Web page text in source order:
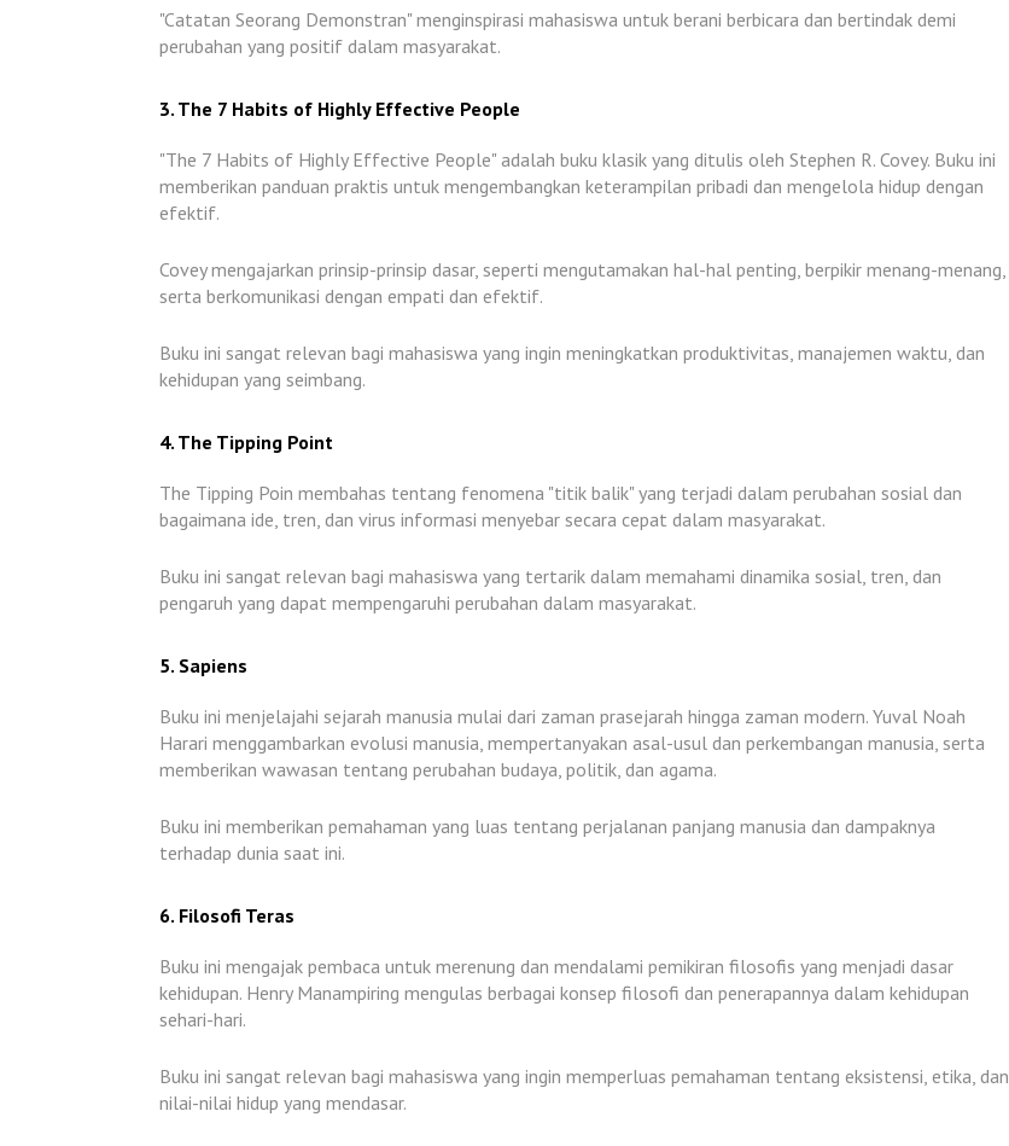
"Catatan Seorang Demonstran" menginspirasi mahasiswa untuk berani berbicara dan bertindak demi
perubahan yang positif dalam masyarakat.
3. The 7 Habits of Highly Effective People
"The 7 Habits of Highly Effective People" adalah buku klasik yang ditulis oleh Stephen R. Covey. Buku ini
memberikan panduan praktis untuk mengembangkan keterampilan pribadi dan mengelola hidup dengan
efektif.
Covey mengajarkan prinsip-prinsip dasar, seperti mengutamakan hal-hal penting, berpikir menang-menang,
serta berkomunikasi dengan empati dan efektif.
Buku ini sangat relevan bagi mahasiswa yang ingin meningkatkan produktivitas, manajemen waktu, dan
kehidupan yang seimbang.
4. The Tipping Point
The Tipping Poin membahas tentang fenomena "titik balik" yang terjadi dalam perubahan sosial dan
bagaimana ide, tren, dan virus informasi menyebar secara cepat dalam masyarakat.
Buku ini sangat relevan bagi mahasiswa yang tertarik dalam memahami dinamika sosial, tren, dan
pengaruh yang dapat mempengaruhi perubahan dalam masyarakat.
5. Sapiens
Buku ini menjelajahi sejarah manusia mulai dari zaman prasejarah hingga zaman modern. Yuval Noah
Harari menggambarkan evolusi manusia, mempertanyakan asal-usul dan perkembangan manusia, serta
memberikan wawasan tentang perubahan budaya, politik, dan agama.
Buku ini memberikan pemahaman yang luas tentang perjalanan panjang manusia dan dampaknya
terhadap dunia saat ini.
6. Filosofi Teras
Buku ini mengajak pembaca untuk merenung dan mendalami pemikiran filosofis yang menjadi dasar
kehidupan. Henry Manampiring mengulas berbagai konsep filosofi dan penerapannya dalam kehidupan
sehari-hari.
Buku ini sangat relevan bagi mahasiswa yang ingin memperluas pemahaman tentang eksistensi, etika, dan
nilai-nilai hidup yang mendasar.